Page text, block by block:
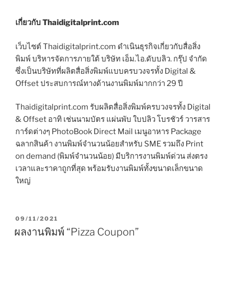
เกี่ยวกับ Thaidigitalprint.com
เว็บไซต์ Thaidigitalprint.com ดำเนินธุรกิจเกี่ยวกับสื่อสิ่ง
พิมพ์ บริหารจัดการภายใต้ บริษัท เอ็ม.ไอ.ดับบลิว. กรุ๊ป จำกัด
ซึ่งเป็นบริษัทที่ผลิตสื่อสิ่งพิมพ์แบบครบวงจรทั้ง Digital &
Offset ประสบการณ์ทางด้านงานพิมพ์มากกว่า 29 ปี
Thaidigitalprint.com รับผลิตสื่อสิ่งพิมพ์ครบวงจรทั้ง Digital
& Offset อาทิ เช่นนามบัตร แผ่นพับ ใบปลิว โบรชัวร์ วารสาร
การ์ดต่างๆ PhotoBook Direct Mail เมนูอาหาร Package
ฉลากสินค้า งานพิมพ์จำนวนน้อยสำหรับ SME รวมถึง Print
on demand (พิมพ์จำนวนน้อย) มีบริการงานพิมพ์ด่วน ส่งตรง
เวลาและราคาถูกที่สุด พร้อมรับงานพิมพ์ทั้งขนาดเล็กขนาด
ใหญ่
P
S
09/11/2021
ผลงานพิมพ์ “Pizza Coupon”